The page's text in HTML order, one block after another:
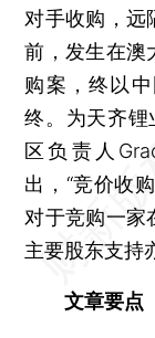
对手收购，远
前，发生在澳
购案，终以
终。为天齐锂
区负责人
出，“竞价收
对于竞购一家
主要股东支持
文章要点